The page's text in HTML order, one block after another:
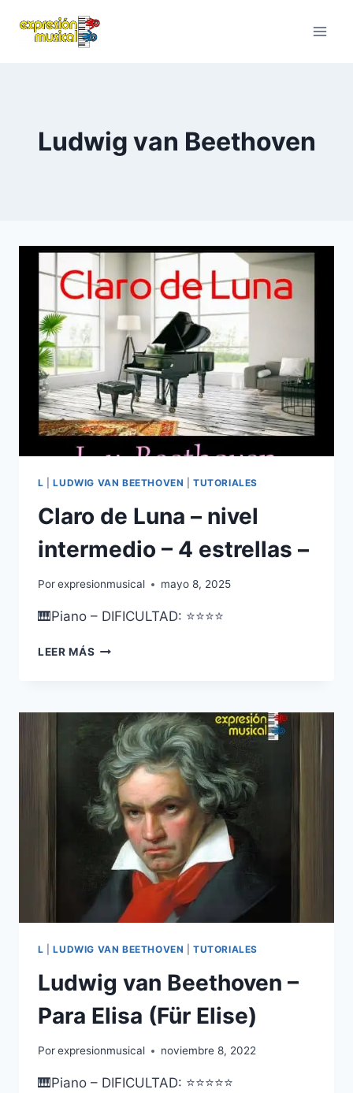
Ludwig van Beethoven
L |LUDWIG VAN BEETHOVEN |TUTORIALES
Claro de Luna – nivel
intermedio – 4 estrellas –
Porexpresionmusical mayo 8, 2025
🎹Piano – DIFICULTAD: ⭐⭐⭐⭐
LEER MÁS CLARO
NIVEL
INTERMEDIO
4
ESTRELLAS
–
L |LUDWIG VAN BEETHOVEN |TUTORIALES
Ludwig van Beethoven –
Para Elisa (Für Elise)
Porexpresionmusical noviembre 8, 2022
🎹Piano – DIFICULTAD: ⭐⭐⭐⭐⭐